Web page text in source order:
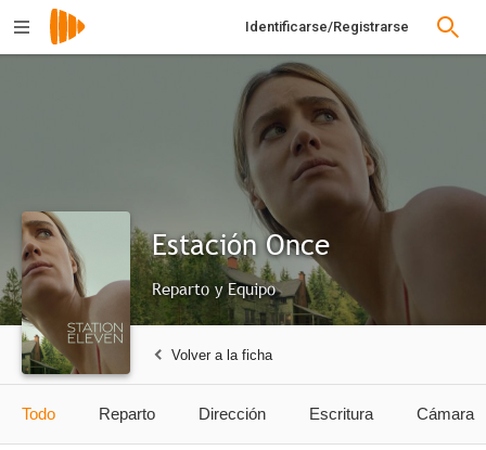
Identificarse/Registrarse
Estación Once
Reparto y Equipo
Volver a la ficha
Todo Reparto Dirección Escritura Cámara